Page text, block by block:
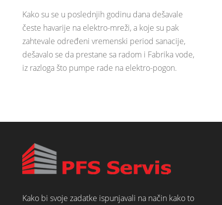
Kako su se u poslednjih godinu dana dešavale
česte havarije na elektro-mreži, a koje su pak
zahtevale određeni vremenski period sanacije,
dešavalo se da prestane sa radom i Fabrika vode,
iz razloga što pumpe rade na elektro-pogon.
Kako bi svoje zadatke ispunjavali na način kako to